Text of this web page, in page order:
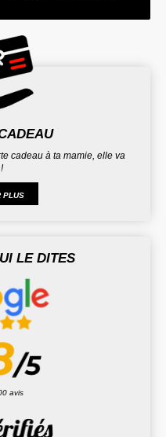
cadeau à ta mamie, elle va
PLUS
LE DITES
avis